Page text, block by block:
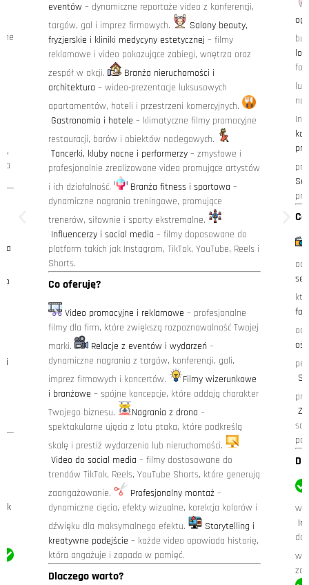
eventów – dynamiczne reportaże video z konferencji,
targów, gal i imprez firmowych.
Salony beauty,
fryzjerskie i kliniki medycyny estetycznej – filmy
reklamowe i video pokazujące zabiegi, wnętrza oraz
zespół w akcji.
Branża nieruchomości i
architektura – wideo-prezentacje luksusowych
apartamentów, hoteli i przestrzeni komercyjnych.
Gastronomia i hotele – klimatyczne filmy promocyjne
restauracji, barów i obiektów noclegowych.
Tancerki, kluby nocne i performerzy – zmysłowe i
profesjonalnie zrealizowane video promujące artystów
i ich działalność.
Branża fitness i sportowa –
dynamiczne nagrania treningowe, promujące
trenerów, siłownie i sporty ekstremalne.
Influencerzy i social media – filmy dopasowane do
platform takich jak Instagram, TikTok, YouTube, Reels i
Shorts.
Co oferuję?
Video promocyjne i reklamowe – profesjonalne
filmy dla firm, które zwiększą rozpoznawalność Twojej
marki.
Relacje z eventów i wydarzeń –
dynamiczne nagrania z targów, konferencji, gali,
imprez firmowych i koncertów.
Filmy wizerunkowe
i branżowe – spójne koncepcje, które oddają charakter
Twojego biznesu.
Nagrania z drona –
spektakularne ujęcia z lotu ptaka, które podkreślą
skalę i prestiż wydarzenia lub nieruchomości.
Video do social media – filmy dostosowane do
trendów TikTok, Reels, YouTube Shorts, które generują
zaangażowanie.
Profesjonalny montaż –
dynamiczne cięcia, efekty wizualne, korekcja kolorów i
dźwięku dla maksymalnego efektu.
Storytelling i
kreatywne podejście – każde video opowiada historię,
która angażuje i zapada w pamięć.
Dlaczego warto?
na
od
w